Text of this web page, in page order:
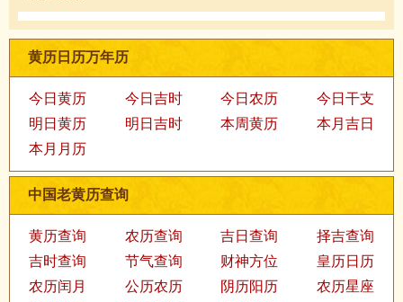
黄历日历万年历
今日黄历 今日吉时 今日农历
今日干支
明日黄历
明日吉时 本周黄历
本月吉日
本月月历
中国老黄历查询
黄历查询 农历查询 吉日查询
择吉查询
吉时查询
节气查询 财神方位
皇历日历
农历闰月
公历农历 阴历阳历
农历星座